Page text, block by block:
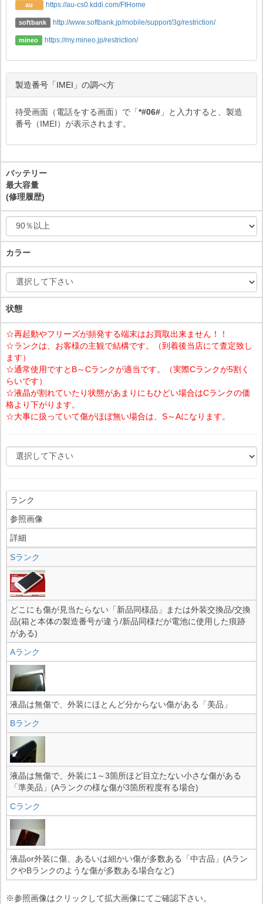
au https://au-cs0.kddi.com/FtHome
softbank http://www.softbank.jp/mobile/support/3g/restriction/
mineo https://my.mineo.jp/restriction/
製造番号「IMEI」の調べ方
待受画面（電話をする画面）で「*#06# 」と入力すると、製造
番号（IMEI）が表示されます。
バッテリー
最大容量
(修理履歴)
カラー
状態
☆再起動やフリーズが頻発する端末はお買取出来ません！！
☆ランクは、お客様の主観で結構です。（到着後当店にて査定致し
ます）
☆通常使用ですとB～Cランクが適当です。（実際Cランクが5割く
らいです）
☆液晶が割れていたり状態があまりにもひどい場合はCランクの価
格より下がります。
☆大事に扱っていて傷がほぼ無い場合は、S～Aになります。
ランク
参照画像
詳細
Sランク
どこにも傷が見当たらない「新品同様品」または外装交換品/交換
品(箱と本体の製造番号が違う/新品同様だが電池に使用した痕跡
がある)
Aランク
液晶は無傷で、外装にほとんど分からない傷がある「美品」
Bランク
液晶は無傷で、外装に1～3箇所ほど目立たない小さな傷がある
「準美品」(Aランクの様な傷が3箇所程度有る場合)
Cランク
液晶or外装に傷、あるいは細かい傷が多数ある「中古品」(Aラン
クやBランクのような傷が多数ある場合など)
※参照画像はクリックして拡大画像にてご確認下さい。